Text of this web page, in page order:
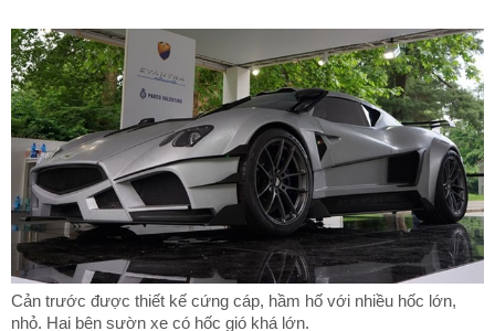
Cản trước được thiết kế cứng cáp, hầm hố với nhiều hốc lớn,
nhỏ. Hai bên sườn xe có hốc gió khá lớn.